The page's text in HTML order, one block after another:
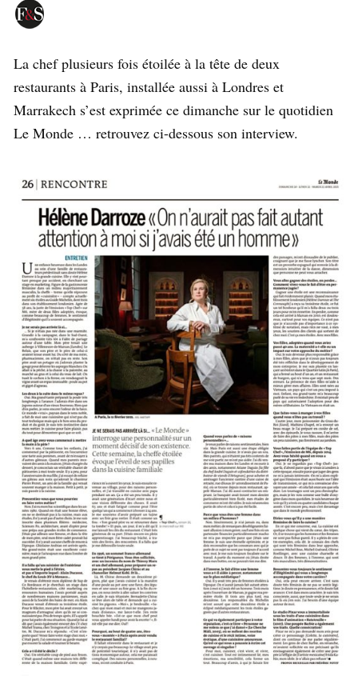
La chef plusieurs fois étoilée à la tête de deux
restaurants à Paris, installée aussi à Londres et
Marrakech s’est exprimée ce dimanche sur le quotidien
Le Monde … retrouvez ci-dessous son interview.